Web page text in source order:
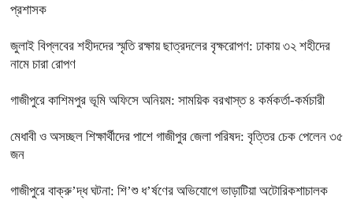
প্রশাসক
জুলাই বিপ্লবের শহীদদের স্মৃতি রক্ষায় ছাত্রদলের বৃক্ষরোপণ: ঢাকায় ৩২ শহীদের
নামে চারা রোপণ
গাজীপুরে কাশিমপুর ভূমি অফিসে অনিয়ম: সাময়িক বরখাস্ত ৪ কর্মকর্তা-কর্মচারী
মেধাবী ও অসচ্ছল শিক্ষার্থীদের পাশে গাজীপুর জেলা পরিষদ: বৃত্তির চেক পেলেন ৩৫
জন
গাজীপুরে বাক্‌রু’দ্ধ ঘটনা: শি’শু ধ’র্ষণের অভিযোগে ভাড়াটিয়া অটোরিকশাচালক